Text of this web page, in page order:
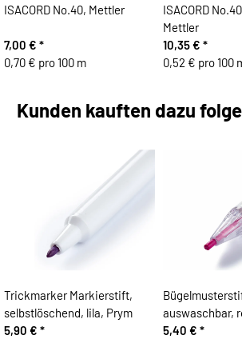
ISACORD No.40, Mettler
7,00 € *
0,70 € pro 100 m
ISACORD
Mettler
10,35 € *
0,52 € pro 100
Kunden kauften dazu
Trickmarker Markierstift,
selbstlöschend, lila, Prym
5,90 € *
auswaschbar,
5,40 € *